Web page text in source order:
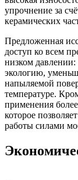
упрочнение за
керамических
Предложенная
доступ ко всем
низком давлении:
экологию,
напыляемой
температуре.
применения
которое
работы силами